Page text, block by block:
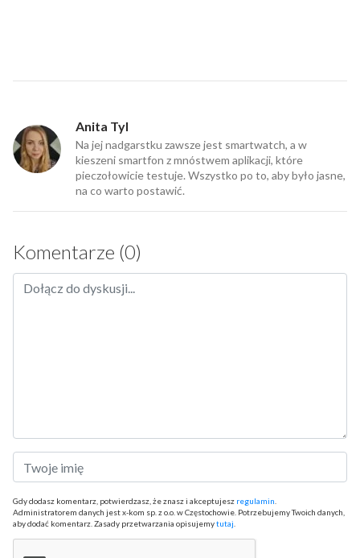
Anita Tyl
Na jej nadgarstku zawsze jest smartwatch, a w
kieszeni smartfon z mnóstwem aplikacji, które
pieczołowicie testuje. Wszystko po to, aby było jasne,
na co warto postawić.
Komentarze (0)
Gdy dodasz komentarz, potwierdzasz, że znasz i akceptujesz regulamin.
Administratorem danych jest x-kom sp. z o.o. w Częstochowie. Potrzebujemy Twoich danych,
aby dodać komentarz. Zasady przetwarzania opisujemytutaj.